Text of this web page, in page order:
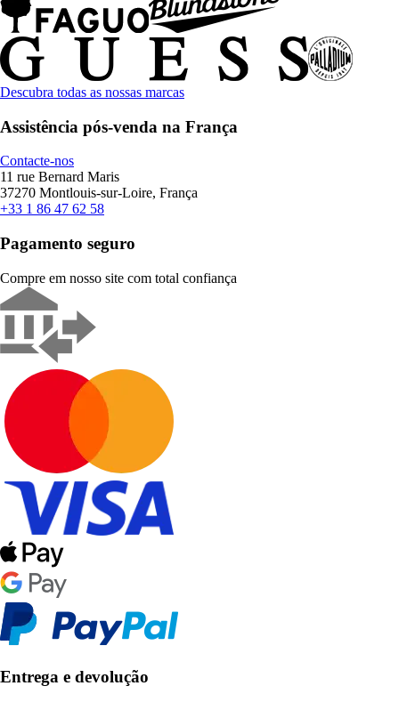
Descubra todas as nossas marcas
Assistência pós-venda na França
Contacte-nos
11 rue Bernard Maris
37270 Montlouis-sur-Loire, França
+33 1 86 47 62 58
Pagamento seguro
Compre em nosso site com total confiança
Entrega e devolução